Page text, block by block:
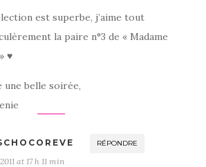
est superbe, j’aime tout
la paire n°3 de « Madame
♥
une belle soirée,
RÉPONDRE
at 17 h 11 min